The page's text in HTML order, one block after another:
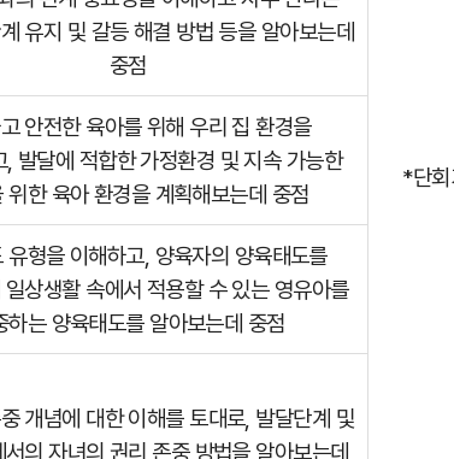
*단
유지 및 갈등 해결 방법 등을 알아보는데
중점
안전한 육아를 위해 우리 집 환경을
, 발달에 적합한 가정환경 및 지속 가능한
위한 육아 환경을 계획해보는데 중점
유형을 이해하고, 양육자의 양육태도를
상생활 속에서 적용할 수 있는 영유아를
하는 양육태도를 알아보는데 중점
개념에 대한 이해를 토대로, 발달단계 및
의 자녀의 권리 존중 방법을 알아보는데